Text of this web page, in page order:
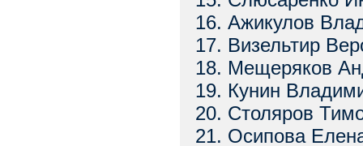
16. Ажикулов
17. Визельтир
18. Мещеряков
19. Кунин
20. Столяров
21. Осипова